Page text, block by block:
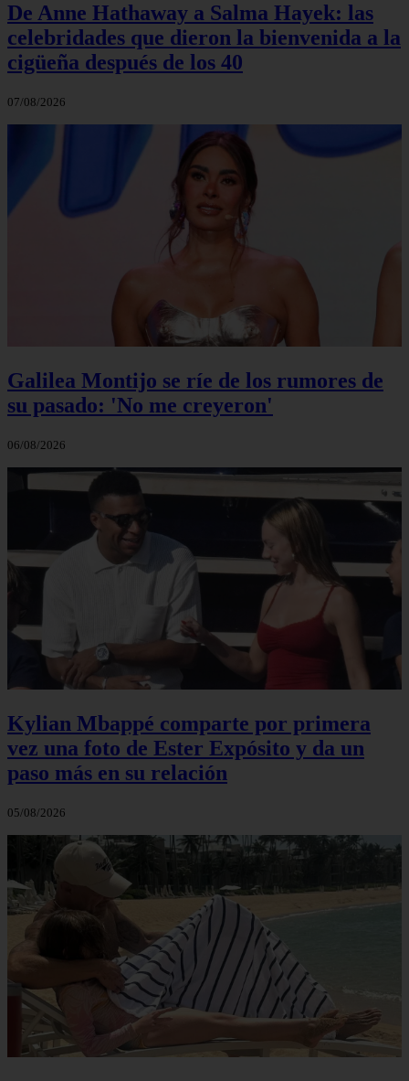
De Anne Hathaway a Salma Hayek: las
celebridades que dieron la bienvenida a la
cigüeña después de los 40
07/08/2026
Galilea Montijo se ríe de los rumores de
su pasado: 'No me creyeron'
06/08/2026
Kylian Mbappé comparte por primera
vez una foto de Ester Expósito y da un
paso más en su relación
05/08/2026